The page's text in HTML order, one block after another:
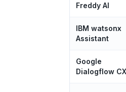
Freddy AI
IBM watsonx
Assistant
Google
Dialogflow CX